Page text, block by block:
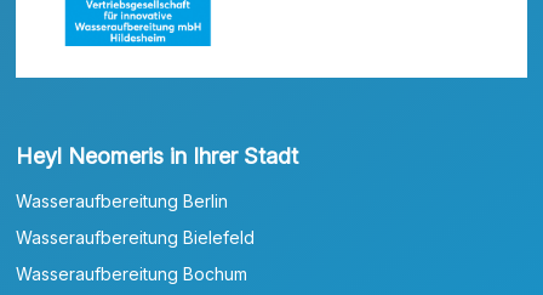
Heyl Neomeris in Ihrer Stadt
Wasseraufbereitung Berlin
Wasseraufbereitung Bielefeld
Wasseraufbereitung Bochum